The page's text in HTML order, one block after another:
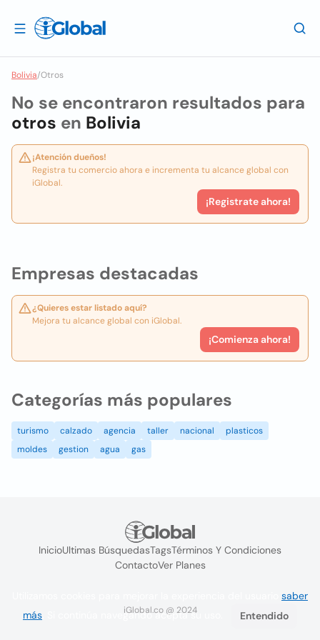
Bolivia/Otros
Empresas destacadas
¿Quieres estar listado aquí?
Mejora tu alcance global con iGlobal.
¡Comienza ahora!
No se encontraron resultados para
otros en Bolivia
¡Atención dueños!
Registra tu comercio ahora e incrementa tu alcance global con
iGlobal.
¡Registrate ahora!
Categorías más populares
turismo calzado agencia taller nacional
plasticos
moldes
gestion agua gas
InicioUltimas BúsquedasTagsTérminos Y Condiciones
ContactoVer Planes
iGlobal.co @ 2024
saber
más . Si continúa navegando acepta su uso. Entendido